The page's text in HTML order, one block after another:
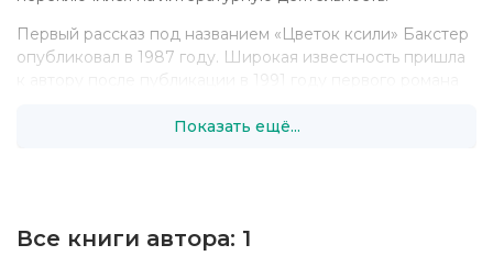
Первый рассказ под названием «Цветок ксили» Бакстер
опубликовал в 1987 году. Широкая известность пришла
к автору после публикации в 1991 году первого романа
фантазиях соотечественника Бакстера — Олафа
из самых долгих историй будущего в современной
Показать ещё...
Все книги автора: 1